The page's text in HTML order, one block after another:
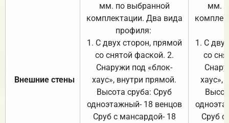
Внешние стены
мм. по выбранной
комплектации. Два вида
профиля:
1. С двух сторон, прямой
со снятой фаской. 2.
Снаружи под «блок-
хаус», внутри прямой.
Высота сруба: Сруб
одноэтажный- 18 венцов
Сруб с мансардой- 18
мм.
1. С
со
хаус»,
Сруб с